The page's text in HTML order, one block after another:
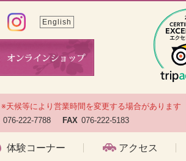
English
※天候等により営業時間を変更する場合があります
076-222-7788 FAX 076-222-5183
体験コーナー アクセス